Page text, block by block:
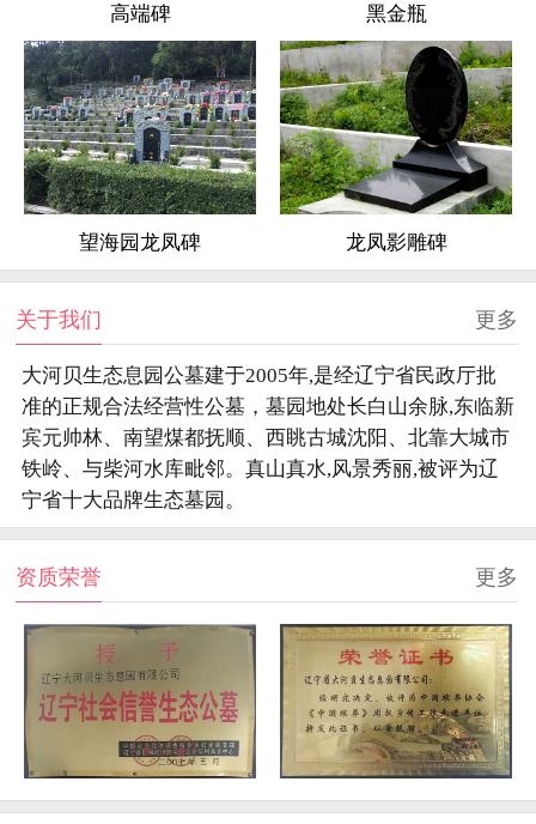
高端碑 黑金瓶
望海园龙凤碑 龙凤影雕碑
关于我们 更多
大河贝生态息园公墓建于2005年,是经辽宁省民政厅批
准的正规合法经营性公墓，墓园地处长白山余脉,东临新
宾元帅林、南望煤都抚顺、西眺古城沈阳、北靠大城市
铁岭、与柴河水库毗邻。真山真水,风景秀丽,被评为辽
宁省十大品牌生态墓园。
资质荣誉 更多